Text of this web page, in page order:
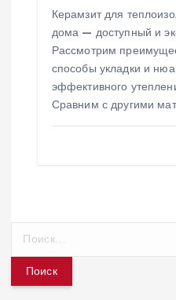
Керамзит для
дома — доступный и
Рассмотрим
способы укладки и
эффективного
Сравним с другими
т